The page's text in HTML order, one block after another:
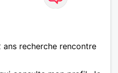
recherche rencontre